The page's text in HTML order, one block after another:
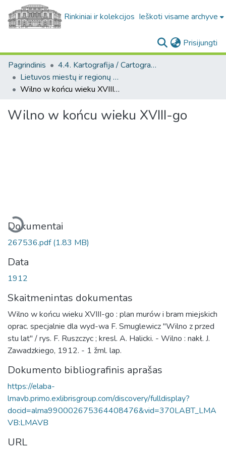
Rinkiniai ir kolekcijos Ieškoti visame archyve
Prisijungti
Pagrindinis
4.4. Kartografija / Cartography
Lietuvos miestų ir regionų žemėlapiai / Maps of Lithuanian cities and towns
Wilno w końcu wieku XVIII-go
Wilno w końcu wieku XVIII-go
Dokumentai
267536.pdf(1.83 MB)
Data
1912
Skaitmenintas dokumentas
Wilno w końcu wieku XVIII-go : plan murów i bram miejskich
oprac. specjalnie dla wyd-wa F. Smuglewicz "Wilno z przed
stu lat" / rys. F. Ruszczyc ; kresl. A. Halicki. - Wilno : nakł. J.
Zawadzkiego, 1912. - 1 žml. lap.
Dokumento bibliografinis aprašas
https://elaba-
lmavb.primo.exlibrisgroup.com/discovery/fulldisplay?
docid=alma990002675364408476&vid=370LABT_LMA
VB:LMAVB
URL